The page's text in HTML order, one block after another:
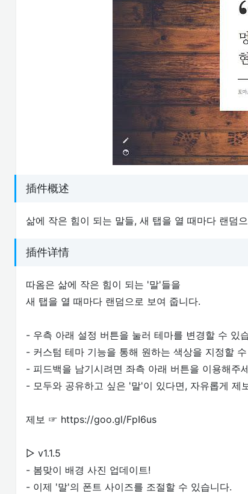
插件概述
삶에 작은 힘이 되는 말들, 새 탭을 열 때마다 랜덤
插件详情
따옴은 삶에 작은 힘이 되는 '말'들을
새 탭을 열 때마다 랜덤으로 보여 줍니다.
- 우측 아래 설정 버튼을 눌러 테마를 변경할 수 있
- 커스텀 테마 기능을 통해 원하는 색상을 지정할
- 피드백을 남기시려면 좌측 아래 버튼을 이용해주
- 모두와 공유하고 싶은 '말'이 있다면, 자유롭게 제
제보 ☞ https://goo.gl/FpI6us
▷ v1.1.5
- 봄맞이 배경 사진 업데이트!
- 이제 '말'의 폰트 사이즈를 조절할 수 있습니다.